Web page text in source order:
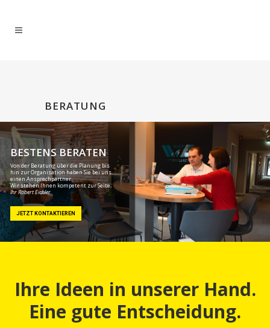
BERATUNG
Ihr Robert Eichler
Ihre Ideen in unserer Hand.
Eine gute Entscheidung.